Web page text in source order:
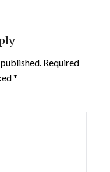
Required
*